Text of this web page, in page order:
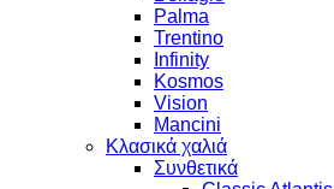
Palma
Trentino
Infinity
Kosmos
Vision
Mancini
Κλασικά χαλιά
Συνθετικά